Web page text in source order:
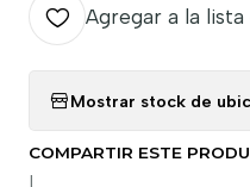
Agregar a la
Mostrar stock de
COMPARTIR ESTE